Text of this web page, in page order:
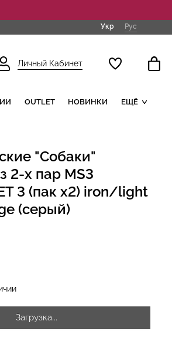
Укр Рус
Личный Кабинет
OUTLET НОВИНКИ ЕЩЁ
"Собаки"
2-х пар MS3
3 (пак х2) iron/light
(серый)
Загрузка...стринги STRING
(черный) Giulia